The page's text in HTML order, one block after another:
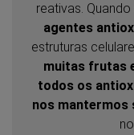
reativas.
agentes
estruturas
muitas frutas
todos os
nos mantermos